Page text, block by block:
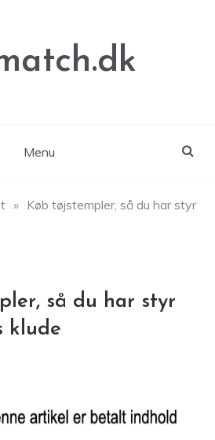
Menu
» Køb tøjstempler, så du har styr
så du har styr
klude